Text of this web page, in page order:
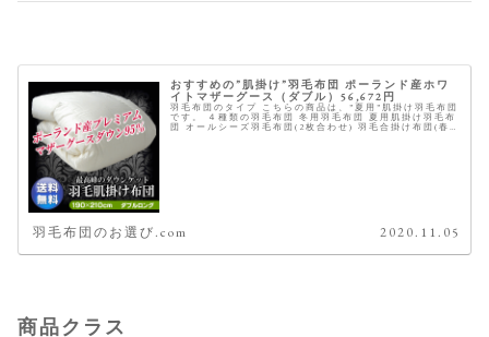
おすすめの”肌掛け”羽毛布団 ポーランド産ホワ
イトマザーグース（ダブル）56,672円
羽毛布団のタイプ こちらの商品は、”夏用”肌掛け羽毛布団
です。 ４種類の羽毛布団 冬用羽毛布団 夏用肌掛け羽毛布
団 オールシーズ羽毛布団(2枚合わせ) 羽毛合掛け布団(春
羽毛布団のお選び.com 2020.11.05
商品クラス